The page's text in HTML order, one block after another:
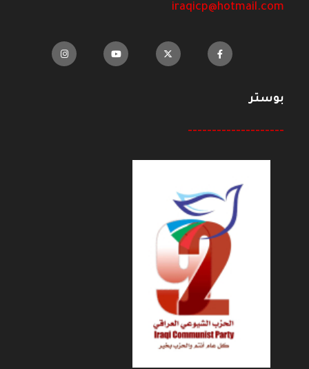
iraqicp@hotmail.com
بوستر
--------------------